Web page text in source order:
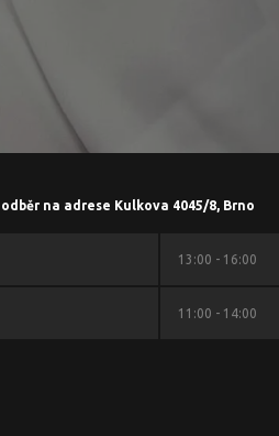
na adrese Kulkova 4045/8, Brno
13:00 - 16:00
11:00 - 14:00